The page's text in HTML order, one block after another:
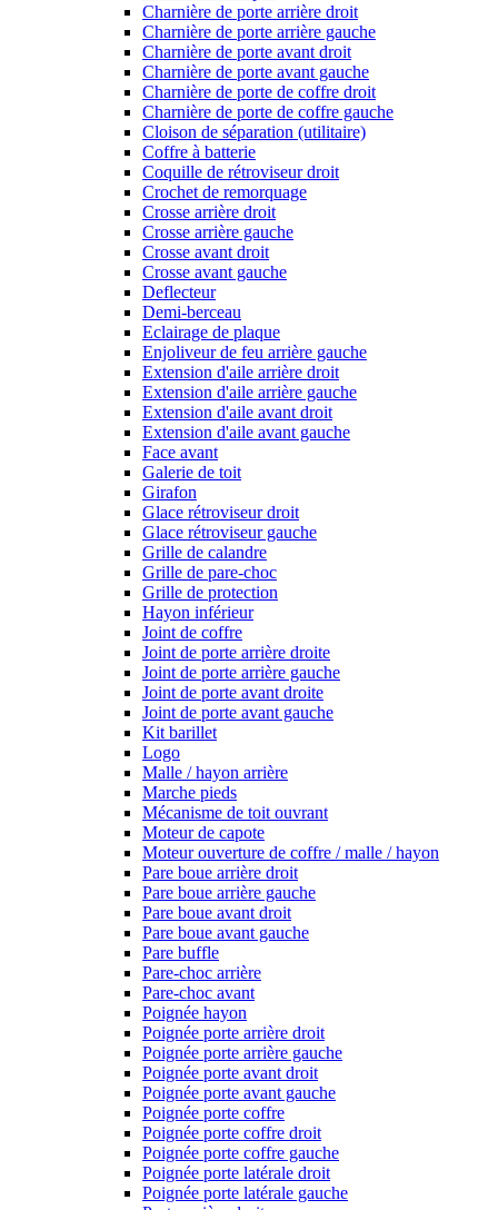
Charnière de porte arrière droit
Charnière de porte arrière gauche
Charnière de porte avant droit
Charnière de porte avant gauche
Charnière de porte de coffre droit
Charnière de porte de coffre gauche
Cloison de séparation (utilitaire)
Coffre à batterie
Coquille de rétroviseur droit
Crochet de remorquage
Crosse arrière droit
Crosse arrière gauche
Crosse avant droit
Crosse avant gauche
Deflecteur
Demi-berceau
Eclairage de plaque
Enjoliveur de feu arrière gauche
Extension d'aile arrière droit
Extension d'aile arrière gauche
Extension d'aile avant droit
Extension d'aile avant gauche
Face avant
Galerie de toit
Girafon
Glace rétroviseur droit
Glace rétroviseur gauche
Grille de calandre
Grille de pare-choc
Grille de protection
Hayon inférieur
Joint de coffre
Joint de porte arrière droite
Joint de porte arrière gauche
Joint de porte avant droite
Joint de porte avant gauche
Kit barillet
Logo
Malle / hayon arrière
Marche pieds
Mécanisme de toit ouvrant
Moteur de capote
Moteur ouverture de coffre / malle / hayon
Pare boue arrière droit
Pare boue arrière gauche
Pare boue avant droit
Pare boue avant gauche
Pare buffle
Pare-choc arrière
Pare-choc avant
Poignée hayon
Poignée porte arrière droit
Poignée porte arrière gauche
Poignée porte avant droit
Poignée porte avant gauche
Poignée porte coffre
Poignée porte coffre droit
Poignée porte coffre gauche
Poignée porte latérale droit
Poignée porte latérale gauche